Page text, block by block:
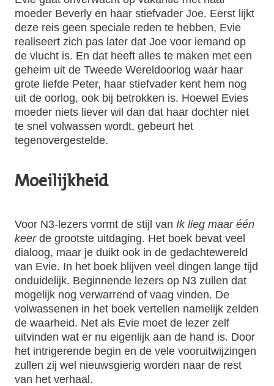
moeder Beverly en haar stiefvader Joe. Eerst lijkt
deze reis geen speciale reden te hebben, Evie
realiseert zich pas later dat Joe voor iemand op
de vlucht is. En dat heeft alles te maken met een
geheim uit de Tweede Wereldoorlog waar haar
grote liefde Peter, haar stiefvader kent hem nog
uit de oorlog, ook bij betrokken is. Hoewel Evies
moeder niets liever wil dan dat haar dochter niet
te snel volwassen wordt, gebeurt het
tegenovergestelde.
Moeilijkheid
Voor N3-lezers vormt de stijl van Ik lieg maar één
keerde grootste uitdaging. Het boek bevat veel
dialoog, maar je duikt ook in de gedachtewereld
van Evie. In het boek blijven veel dingen lange tijd
onduidelijk. Beginnende lezers op N3 zullen dat
mogelijk nog verwarrend of vaag vinden. De
volwassenen in het boek vertellen namelijk zelden
de waarheid. Net als Evie moet de lezer zelf
uitvinden wat er nu eigenlijk aan de hand is. Door
het intrigerende begin en de vele vooruitwijzingen
zullen zij wel nieuwsgierig worden naar de rest
van het verhaal.